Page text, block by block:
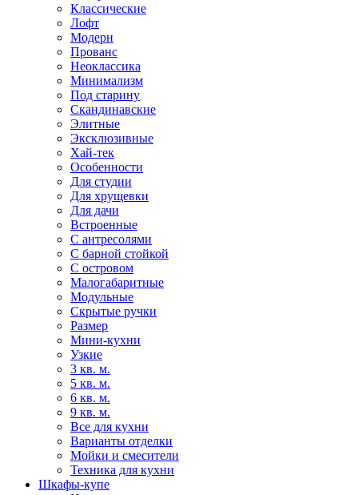
Классические
Лофт
Модерн
Прованс
Неоклассика
Минимализм
Под старину
Скандинавские
Элитные
Эксклюзивные
Хай-тек
Особенности
Для студии
Для хрущевки
Для дачи
Встроенные
С антресолями
С барной стойкой
С островом
Малогабаритные
Модульные
Скрытые ручки
Размер
Мини-кухни
Узкие
3 кв. м.
5 кв. м.
6 кв. м.
9 кв. м.
Все для кухни
Варианты отделки
Мойки и смесители
Техника для кухни
Шкафы-купе